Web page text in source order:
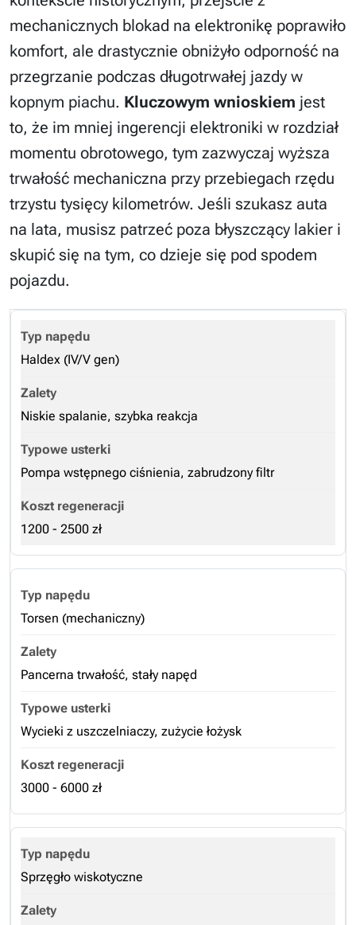
mechanicznych blokad na elektronikę poprawiło
komfort, ale drastycznie obniżyło odporność na
przegrzanie podczas długotrwałej jazdy w
kopnym piachu. Kluczowym wnioskiem jest
to, że im mniej ingerencji elektroniki w rozdział
momentu obrotowego, tym zazwyczaj wyższa
trwałość mechaniczna przy przebiegach rzędu
trzystu tysięcy kilometrów. Jeśli szukasz auta
na lata, musisz patrzeć poza błyszczący lakier i
skupić się na tym, co dzieje się pod spodem
pojazdu.
Haldex (IV/V gen)
Niskie spalanie, szybka reakcja
Pompa wstępnego ciśnienia, zabrudzony filtr
1200 - 2500 zł
Torsen (mechaniczny)
Pancerna trwałość, stały napęd
Wycieki z uszczelniaczy, zużycie łożysk
3000 - 6000 zł
Sprzęgło wiskotyczne